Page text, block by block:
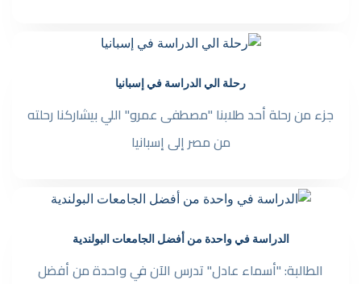
رحلة الي الدراسة في إسبانيا
جزء من رحلة أحد طلابنا "مصطفى عمرو" اللي بيشاركنا رحلته
من مصر إلى إسبانيا
الدراسة في واحدة من أفضل الجامعات البولندية
الطالبة: "أسماء عادل" تدرس الآن في واحدة من أفضل